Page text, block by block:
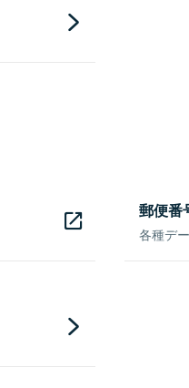
郵便番
各種デ